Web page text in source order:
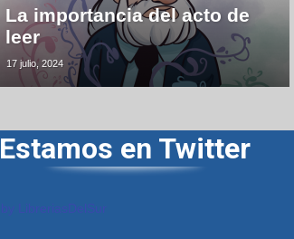
La importancia del acto de
leer
17 julio, 2024
Estamos en Twitter